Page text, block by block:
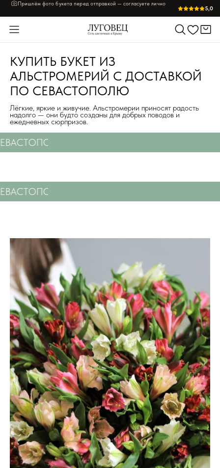
Пришлём фото букета перед отправкой — согласуете лично
5,0
КУПИТЬ БУКЕТ ИЗ
АЛЬСТРОМЕРИЙ С ДОСТАВКОЙ
ПО СЕВАСТОПОЛЮ
Лёгкие, яркие и живучие. Альстромерии приносят радость
надолго — они будто созданы для добрых поводов и
ежедневных сюрпризов.